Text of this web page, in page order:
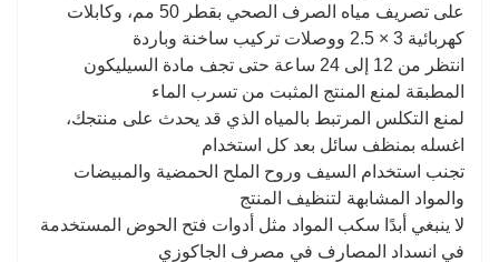
على تصريف مياه الصرف الصحي بقطر 50 مم، وكابلات
كهربائية 3 × 2.5 ووصلات تركيب ساخنة وباردة
انتظر من 12 إلى 24 ساعة حتى تجف مادة السيليكون
المطبقة لمنع المنتج المثبت من تسرب الماء
لمنع التكلس المرتبط بالمياه الذي قد يحدث على منتجك،
اغسله بمنظف سائل بعد كل استخدام
تجنب استخدام السيف وروح الملح الحمضية والمبيضات
والمواد المشابهة لتنظيف المنتج
لا ينبغي أبدًا سكب المواد مثل أدوات فتح الحوض المستخدمة
في انسداد المصارف في مصرف الجاكوزي